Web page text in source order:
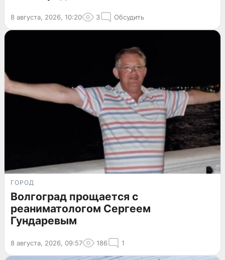
8 августа, 2026, 10:20 3 Обсудить
ГОРОД
Волгоград прощается с
реаниматологом Сергеем
Гундаревым
8 августа, 2026, 09:57 186 1